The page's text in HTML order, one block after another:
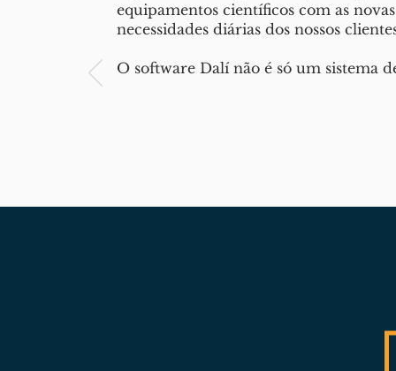
equipamentos científicos com as
necessidades diárias dos nossos
O software Dalí não é só um sistema